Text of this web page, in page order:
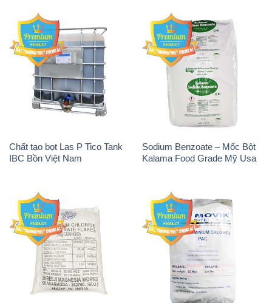
Chất tạo bọt Las P Tico Tank
IBC Bồn Việt Nam
Sodium Benzoate – Mốc Bột
Kalama Food Grade Mỹ Usa